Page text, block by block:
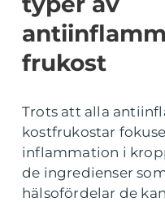
frukost
Trots att alla
kostfrukostar
inflammation i
de ingredienser
hälsofördelar de